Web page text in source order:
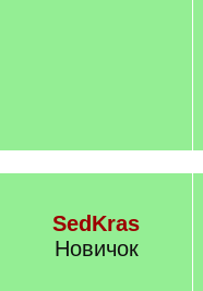
SedKras
Новичок